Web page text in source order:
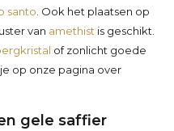
santo . Ook het plaatsen op
van amethist is geschikt.
of zonlicht goede
op onze pagina over
gele saffier